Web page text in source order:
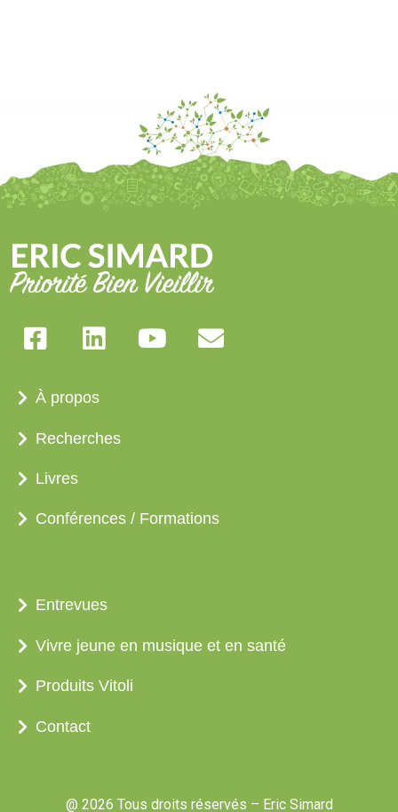
À propos
Recherches
Livres
Conférences / Formations
Entrevues
Vivre jeune en musique et en santé
Produits Vitoli
Contact
@ 2026 Tous droits réservés – Eric Simard